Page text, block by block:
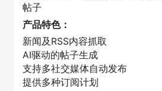
帖子
产品特色：
新闻及RSS内容抓取
AI驱动的帖子生成
支持多社交媒体自动发布
提供多种订阅计划